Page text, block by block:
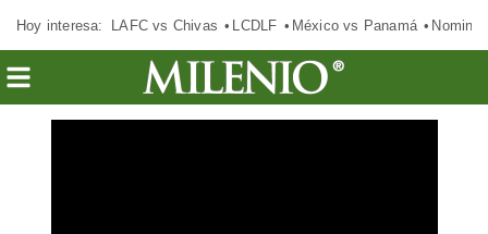
Hoy interesa: LAFC vs Chivas LCDLF México vs Panamá